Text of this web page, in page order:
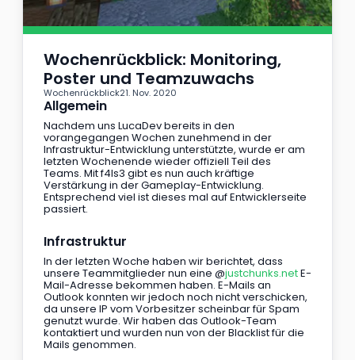
Wochenrückblick: Monitoring,
Poster und Teamzuwachs
Wochenrückblick21. Nov. 2020
Allgemein
Nachdem uns LucaDev bereits in den
vorangegangen Wochen zunehmend in der
Infrastruktur-Entwicklung unterstützte, wurde er am
letzten Wochenende wieder offiziell Teil des
Teams. Mit f4ls3 gibt es nun auch kräftige
Verstärkung in der Gameplay-Entwicklung.
Entsprechend viel ist dieses mal auf Entwicklerseite
passiert.
Infrastruktur
In der letzten Woche haben wir berichtet, dass
unsere Teammitglieder nun eine @justchunks.net E-
Mail-Adresse bekommen haben. E-Mails an
Outlook konnten wir jedoch noch nicht verschicken,
da unsere IP vom Vorbesitzer scheinbar für Spam
genutzt wurde. Wir haben das Outlook-Team
kontaktiert und wurden nun von der Blacklist für die
Mails genommen.